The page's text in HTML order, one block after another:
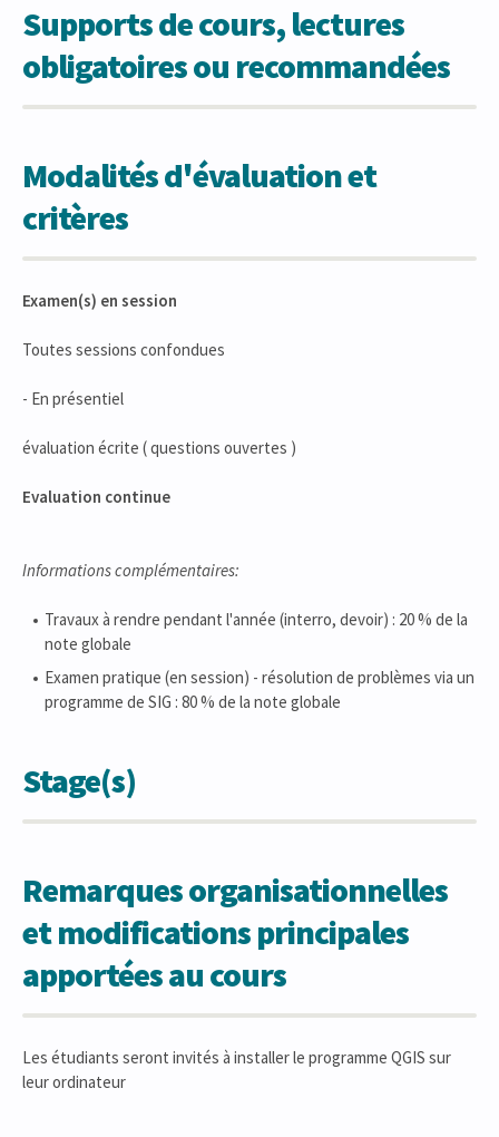
Supports de cours, lectures
obligatoires ou recommandées
Modalités d'évaluation et
critères
Examen(s) en session
Toutes sessions confondues
- En présentiel
évaluation écrite ( questions ouvertes )
Evaluation continue
Informations complémentaires:
Travaux à rendre pendant l'année (interro, devoir) : 20 % de la
note globale
Examen pratique (en session) - résolution de problèmes via un
programme de SIG : 80 % de la note globale
Stage(s)
Remarques organisationnelles
et modifications principales
apportées au cours
Les étudiants seront invités à installer le programme QGIS sur
leur ordinateur